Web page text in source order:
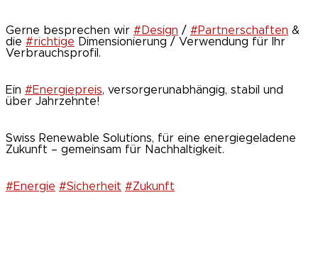
Gerne besprechen wir #Design / #Partnerschaften &
die #richtige Dimensionierung / Verwendung für Ihr
Verbrauchsprofil.
Ein #Energiepreis, versorgerunabhängig, stabil und
über Jahrzehnte!
Swiss Renewable Solutions, für eine energiegeladene
Zukunft – gemeinsam für Nachhaltigkeit.
#Energie #Sicherheit #Zukunft